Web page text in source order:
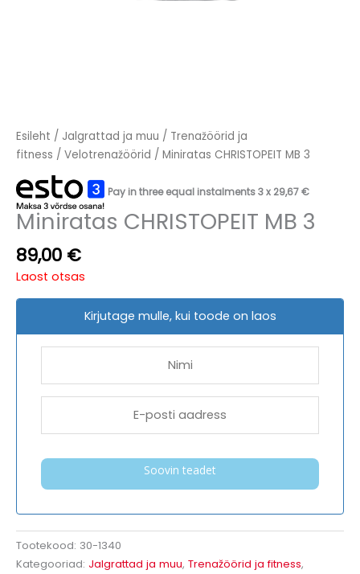
Esileht / Jalgrattad ja muu / Trenažöörid ja
fitness / Velotrenažöörid / Miniratas CHRISTOPEIT MB 3
Pay in three equal instalments 3 x 29,67€
Miniratas CHRISTOPEIT MB 3
89,00 €
Laost otsas
Kirjutage mulle, kui toode on laos
Soovin teadet
Tootekood: 30-1340
Kategooriad: Jalgrattad ja muu, Trenažöörid ja fitness,